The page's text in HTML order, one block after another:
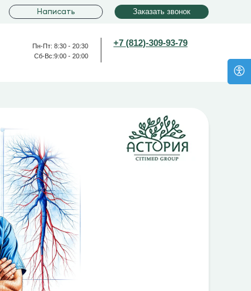
+7 (812)-309-93-79
Пн-Пт: 8:30 - 20:30
Сб-Вс:9:00 - 20:00
Заказать звонок
Написать